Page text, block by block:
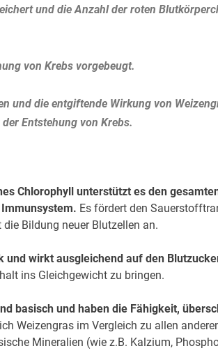
und die Anzahl der roten
von Krebs vorgebeugt.
und die entgiftende Wirkung von
Entstehung von Krebs.
Chlorophyll unterstützt es den
Es fördert den
Bildung neuer Blutzellen an.
und wirkt ausgleichend auf den
ins Gleichgewicht zu bringen.
basisch und haben die Fähigkeit,
Weizengras im Vergleich zu allen
Mineralien (wie z.B. Kalzium,